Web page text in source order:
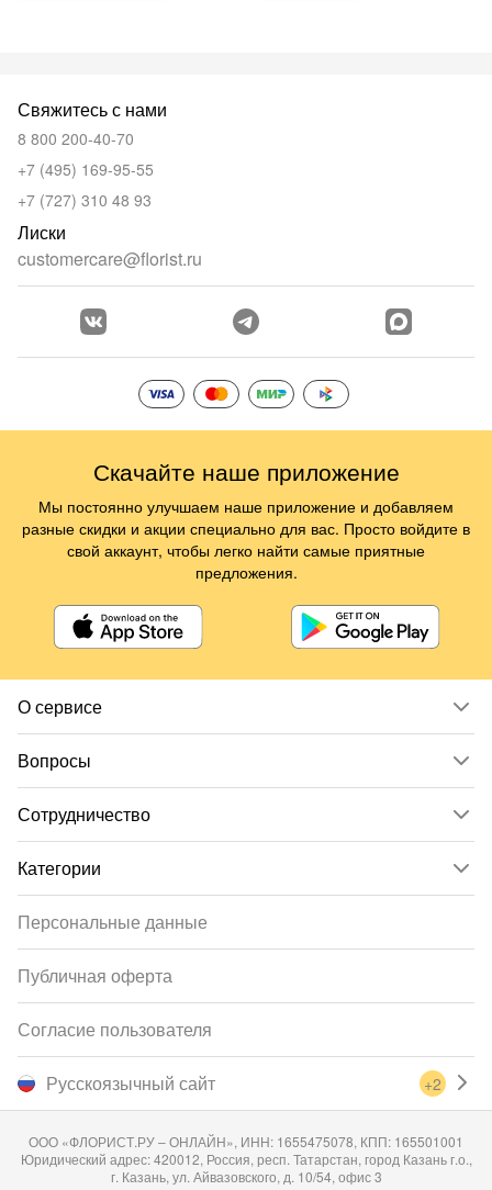
О сервисе
Вопросы
Сотрудничество
Категории
Свяжитесь с нами
8 800 200-40-70
+7 (495) 169-95-55
+7 (727) 310 48 93
Лиски
customercare@florist.ru
Русскоязычный сайт +2
Персональные данные
Публичная оферта
Согласие пользователя
ООО «ФЛОРИСТ.РУ – ОНЛАЙН», ИНН: 1655475078, КПП: 165501001
Юридический адрес: 420012, Россия, респ. Татарстан, город Казань г.о.,
г. Казань, ул. Айвазовского, д. 10/54, офис 3
Скачайте наше приложение
Мы постоянно улучшаем наше приложение и добавляем
разные скидки и акции специально для вас. Просто войдите в
свой аккаунт, чтобы легко найти самые приятные
предложения.